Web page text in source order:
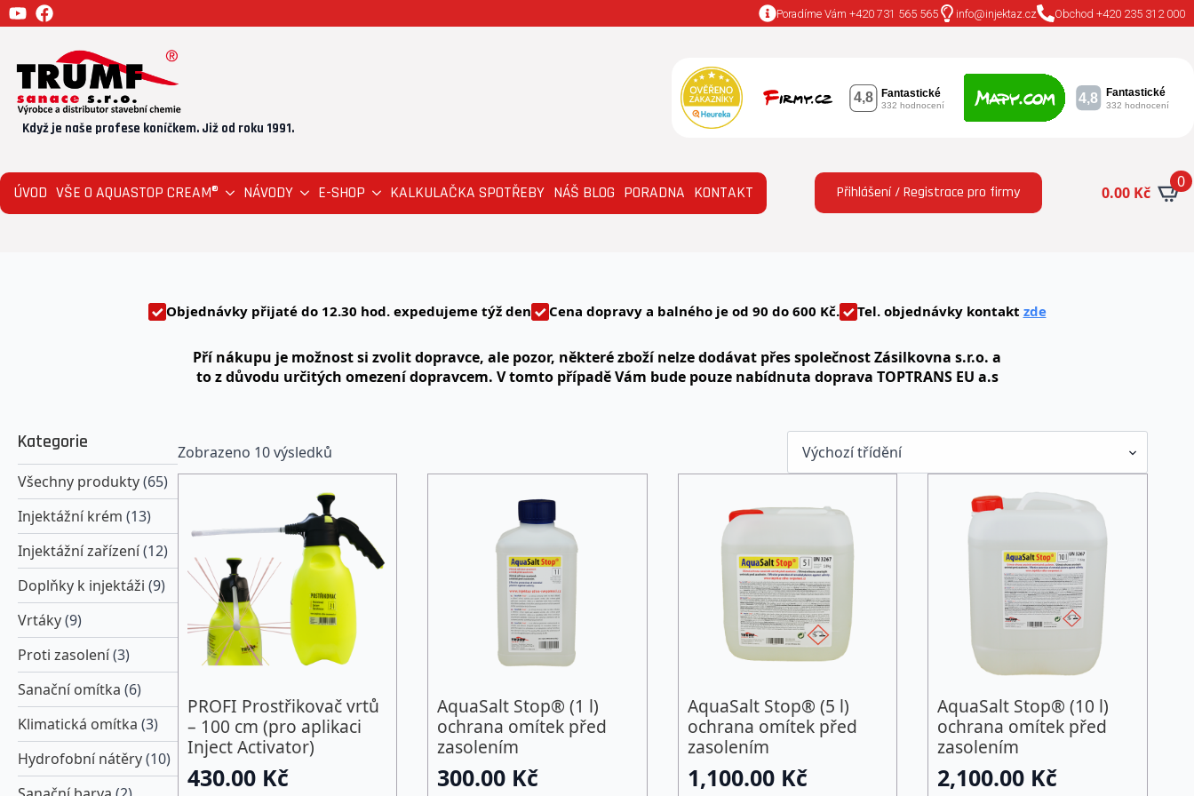
Poradíme Vám +420 731 565 565 info@injektaz.cz Obchod +420 235 312 000
Když je naše profese koníčkem. Již od roku 1991.
ÚVOD VŠE O AQUASTOP CREAM® NÁVODY E-SHOP KALKULAČKA SPOTŘEBY NÁŠ BLOG PORADNA KONTAKT Přihlášení / Registrace pro firmy 0.00 Kč
0
Objednávky přijaté do 12.30 hod. expedujeme týž den Cena dopravy a balného je od 90 do 600 Kč. Tel. objednávky kontakt zde
Pří nákupu je možnost si zvolit dopravce, ale pozor, některé zboží nelze dodávat přes společnost Zásilkovna s.r.o. a
to z důvodu určitých omezení dopravcem. V tomto případě Vám bude pouze nabídnuta doprava TOPTRANS EU a.s
Kategorie
Všechny produkty(65)
Injektážní krém (13)
Injektážní zařízení(12)
Doplňky k injektáži (9)
Vrtáky(9)
Proti zasolení(3)
Sanační omítka (6)
Klimatická omítka (3)
Hydrofobní nátěry(10)
Zobrazeno 10 výsledků
PROFI Prostřikovač vrtů
– 100 cm (pro aplikaci
Inject Activator)
430.00 Kč
AquaSalt Stop® (1 l)
ochrana omítek před
zasolením
300.00 Kč
AquaSalt Stop® (5 l)
ochrana omítek před
zasolením
1,100.00 Kč
AquaSalt Stop® (10 l)
ochrana omítek před
zasolením
2,100.00 Kč